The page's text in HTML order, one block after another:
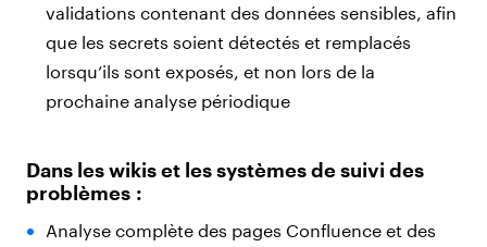
validations contenant des données sensibles, afin
que les secrets soient détectés et remplacés
lorsqu’ils sont exposés, et non lors de la
prochaine analyse périodique
Dans les wikis et les systèmes de suivi des
problèmes :
Analyse complète des pages Confluence et des